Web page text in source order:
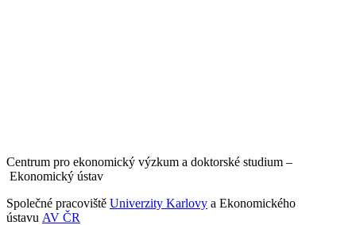
Centrum pro ekonomický výzkum a doktorské studium –
Ekonomický ústav
Společné pracoviště Univerzity Karlovy a Ekonomického
ústavu AV ČR